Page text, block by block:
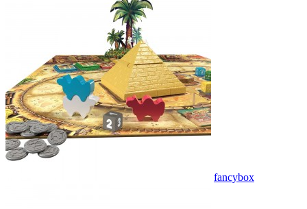
fancybox